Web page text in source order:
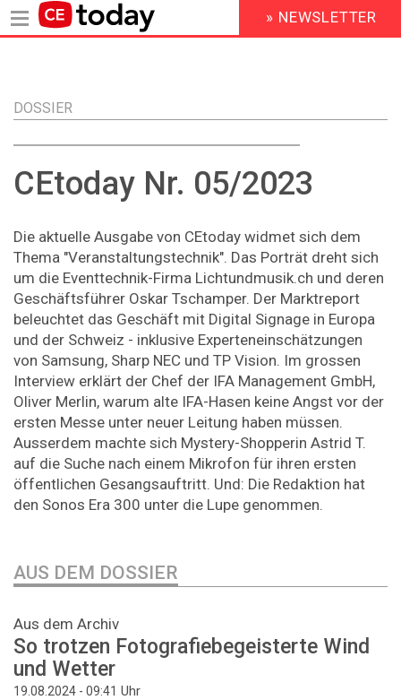
Inhalt
HEADER
MENU
» NEWSLETTER
DOSSIER
CEtoday Nr. 05/2023
Die aktuelle Ausgabe von CEtoday widmet sich dem
Thema "Veranstaltungstechnik". Das Porträt dreht sich
um die Eventtechnik-Firma Lichtundmusik.ch und deren
Geschäftsführer Oskar Tschamper. Der Marktreport
beleuchtet das Geschäft mit Digital Signage in Europa
und der Schweiz - inklusive Experteneinschätzungen
von Samsung, Sharp NEC und TP Vision. Im grossen
Interview erklärt der Chef der IFA Management GmbH,
Oliver Merlin, warum alte IFA-Hasen keine Angst vor der
ersten Messe unter neuer Leitung haben müssen.
Ausserdem machte sich Mystery-Shopperin Astrid T.
auf die Suche nach einem Mikrofon für ihren ersten
öffentlichen Gesangsauftritt. Und: Die Redaktion hat
den Sonos Era 300 unter die Lupe genommen.
AUS DEM DOSSIER
Aus dem Archiv
So trotzen Fotografiebegeisterte Wind
und Wetter
19.08.2024 - 09:41 Uhr